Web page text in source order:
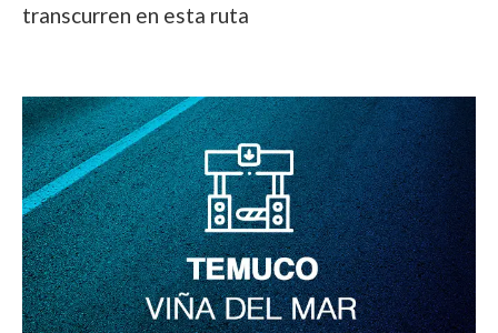
transcurren en esta ruta